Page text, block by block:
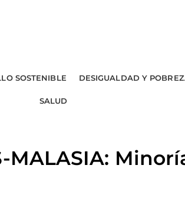
SOSTENIBLE DESIGUALDAD Y
SALUD
MALASIA: